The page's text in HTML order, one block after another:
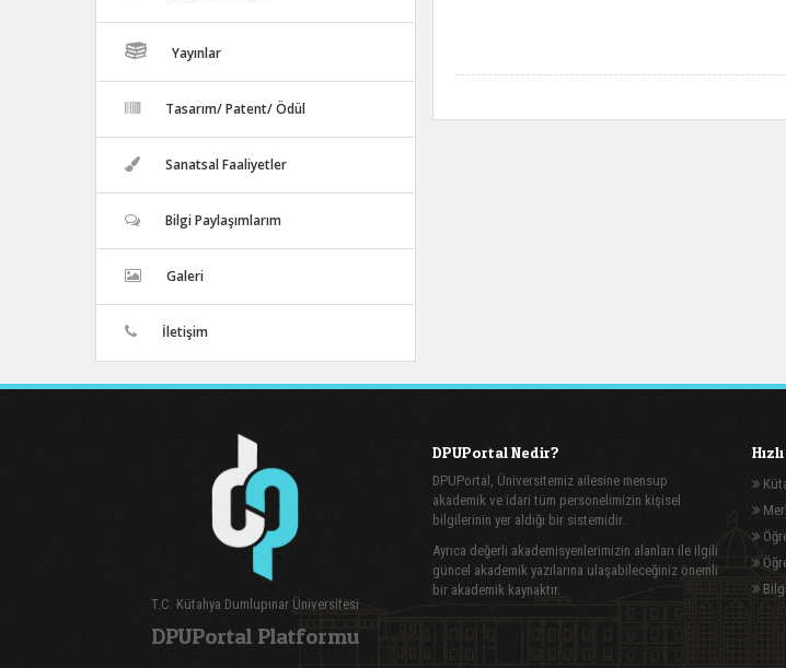
Yayınlar
Tasarım/ Patent/ Ödül
Sanatsal Faaliyetler
Bilgi Paylaşımlarım
Galeri
İletişim
T.C. Kütahya Dumlupınar Üniversitesi
DPUPortal Platformu
DPUPortal Nedir?
DPUPortal, Üniversitemiz ailesine mensup
akademik ve idari tüm personelimizin kişisel
bilgilerinin yer aldığı bir sistemidir.
Ayrıca değerli akademisyenlerimizin alanları ile ilgili
güncel akademik yazılarına ulaşabileceğiniz önemli
bir akademik kaynaktır.